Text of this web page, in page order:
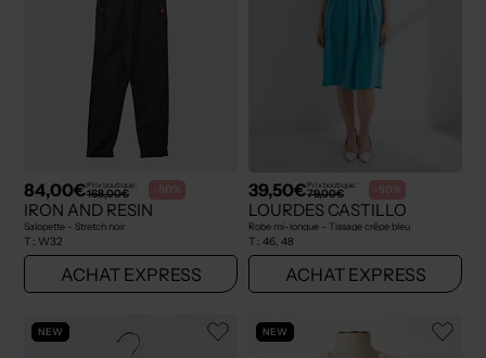
84,00€Prix boutique :
168,00€ -50%
IRON AND RESIN
Salopette - Stretch noir
T : W32
ACHAT EXPRESS
39,50€Prix boutique :
79,00€ -50%
LOURDES CASTILLO
Robe mi-longue - Tissage crêpe bleu
T : 46, 48
ACHAT EXPRESS
NEW NEW